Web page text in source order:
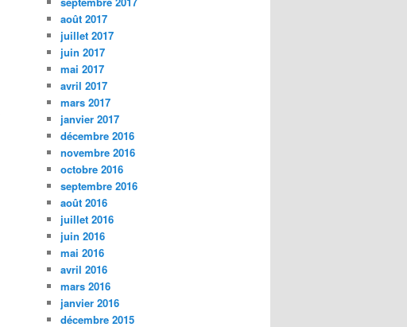
août 2017
juillet 2017
juin 2017
mai 2017
avril 2017
mars 2017
janvier 2017
décembre 2016
novembre 2016
octobre 2016
septembre 2016
août 2016
juillet 2016
juin 2016
mai 2016
avril 2016
mars 2016
janvier 2016
décembre 2015